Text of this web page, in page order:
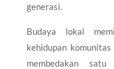
generasi.
Budaya lokal
kehidupan
membedakan